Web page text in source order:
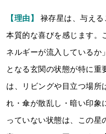
【理由】 禄存星は、与え
本質的な喜びを感じます。
ネルギーが流入しているか
となる玄関の状態が特に重
は、リビングや目立つ場所
れ・傘が散乱し・暗い印象
っていない状態は、この星